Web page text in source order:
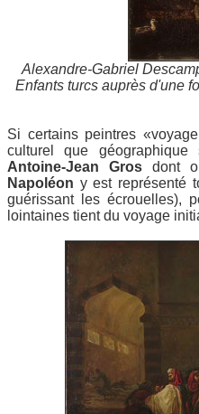
Alexandre-Gabriel
Enfants turcs auprès d'une
Si certains peintres
culturel que
Antoine-Jean Grosdont
Napoléon y est représenté
guérissant les écrouelles),
lointaines tient du voyage